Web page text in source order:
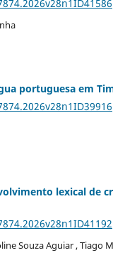
portuguesa em
lexical de
Souza Aguiar , Tiago